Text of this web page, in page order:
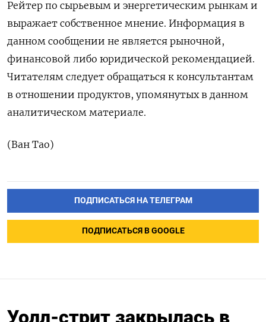
Рейтер по сырьевым и энергетическим рынкам и
выражает собственное мнение. Информация в
данном сообщении не является рыночной,
финансовой либо юридической рекомендацией.
Читателям следует обращаться к консультантам
в отношении продуктов, упомянутых в данном
аналитическом материале.
(Ван Тао)
ПОДПИСАТЬСЯ НА ТЕЛЕГРАМ
ПОДПИСАТЬСЯ В GOOGLE